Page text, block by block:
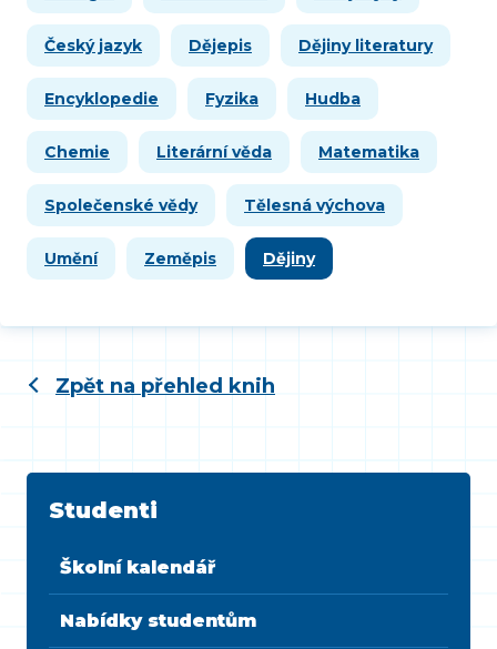
Český jazyk Dějepis Dějiny literatury
Encyklopedie Fyzika Hudba
Chemie Literární věda Matematika
Společenské vědy Tělesná výchova
Umění Zeměpis Dějiny
Zpět na přehled knih
Studenti
Školní kalendář
Nabídky studentům